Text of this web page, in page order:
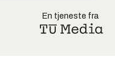
En tjeneste fra